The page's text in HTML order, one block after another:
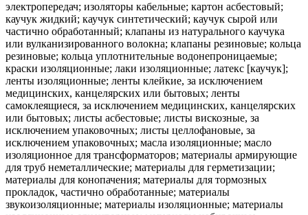
электропередач; изоляторы кабельные; картон асбестовый;
каучук жидкий; каучук синтетический; каучук сырой или
частично обработанный; клапаны из натурального каучука
или вулканизированного волокна; клапаны резиновые; кольца
резиновые; кольца уплотнительные водонепроницаемые;
краски изоляционные; лаки изоляционные; латекс [каучук];
ленты изоляционные; ленты клейкие, за исключением
медицинских, канцелярских или бытовых; ленты
самоклеящиеся, за исключением медицинских, канцелярских
или бытовых; листы асбестовые; листы вискозные, за
исключением упаковочных; листы целлофановые, за
исключением упаковочных; масла изоляционные; масло
изоляционное для трансформаторов; материалы армирующие
для труб неметаллические; материалы для герметизации;
материалы для конопачения; материалы для тормозных
прокладок, частично обработанные; материалы
звукоизоляционные; материалы изоляционные; материалы